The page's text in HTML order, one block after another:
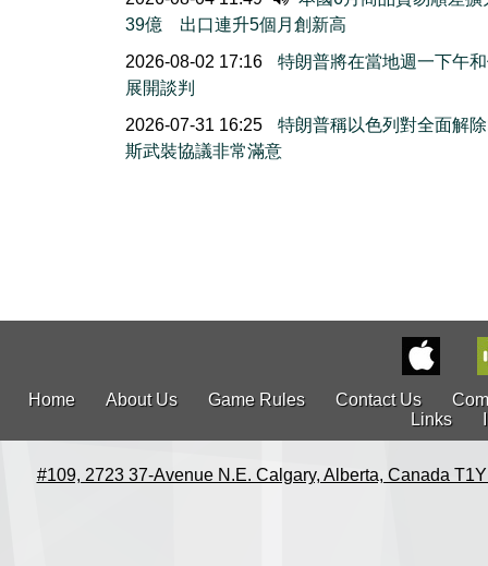
39億 出口連升5個月創新高
2026-08-02 17:16
特朗普將在當地週一下午
展開談判
2026-07-31 16:25
特朗普稱以色列對全面解
斯武裝協議非常滿意
Home About Us Game Rules Contact Us
Links
#109, 2723 37-Avenue N.E. Calgary, Alberta, Canada